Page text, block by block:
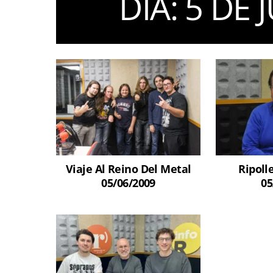
Viaje Al Reino Del Metal
05/06/2009